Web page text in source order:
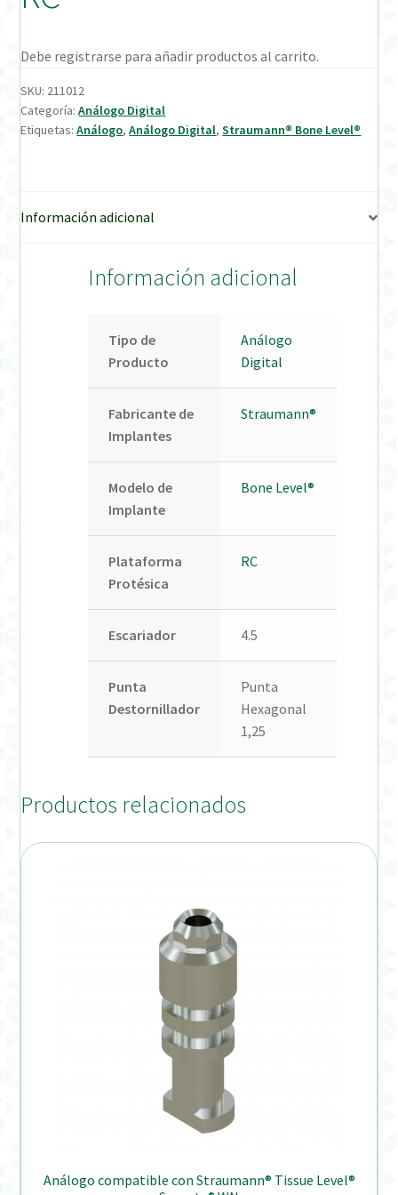
Welcome to DELTA Abutments | Tienda Online!
Debe registrarse para añadir productos al carrito.
SKU: 211012
Categoría:Análogo Digital
Etiquetas:Análogo,Análogo Digital,Straumann® Bone Level®
Información adicional
Información adicional
Tipo de
Producto
Análogo
Digital
Fabricante de
Implantes
Straumann®
Modelo de
Implante
Bone Level®
Plataforma
Protésica
RC
Escariador 4.5
Punta
Destornillador
Punta
Hexagonal
1,25
Productos relacionados
Análogo compatible con Straumann® Tissue Level®